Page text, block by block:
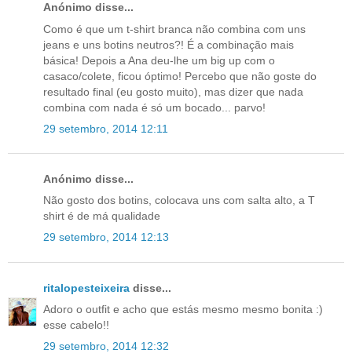
Anónimo disse...
Como é que um t-shirt branca não combina com uns
jeans e uns botins neutros?! É a combinação mais
básica! Depois a Ana deu-lhe um big up com o
casaco/colete, ficou óptimo! Percebo que não goste do
resultado final (eu gosto muito), mas dizer que nada
combina com nada é só um bocado... parvo!
29 setembro, 2014 12:11
Anónimo disse...
Não gosto dos botins, colocava uns com salta alto, a T
shirt é de má qualidade
29 setembro, 2014 12:13
ritalopesteixeira disse...
Adoro o outfit e acho que estás mesmo mesmo bonita :)
esse cabelo!!
29 setembro, 2014 12:32